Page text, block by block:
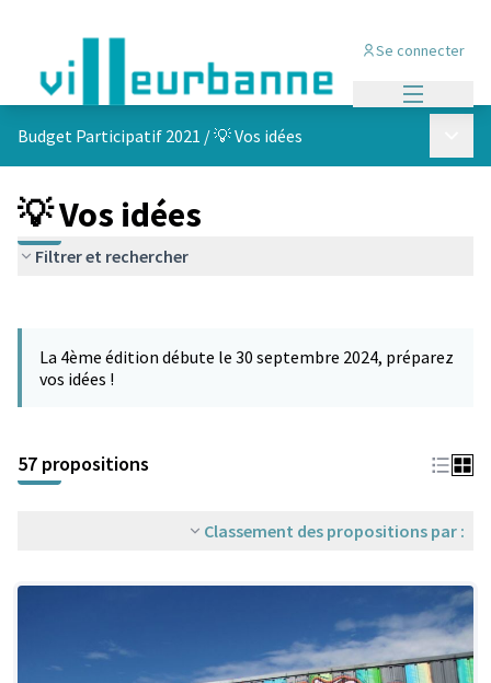
Se connecter
Budget Participatif 2021 /💡 Vos idées
💡 Vos idées
Filtrer et rechercher
La 4ème édition débute le 30 septembre 2024, préparez
vos idées !
57 propositions
Classement des propositions par :